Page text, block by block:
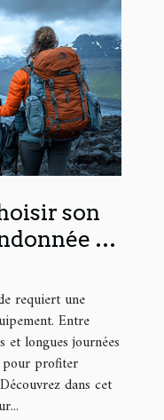
son
en
requiert une
Entre
et longues journées
pour profiter
dans cet